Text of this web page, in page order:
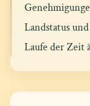
Landstatus
Laufe der Zeit